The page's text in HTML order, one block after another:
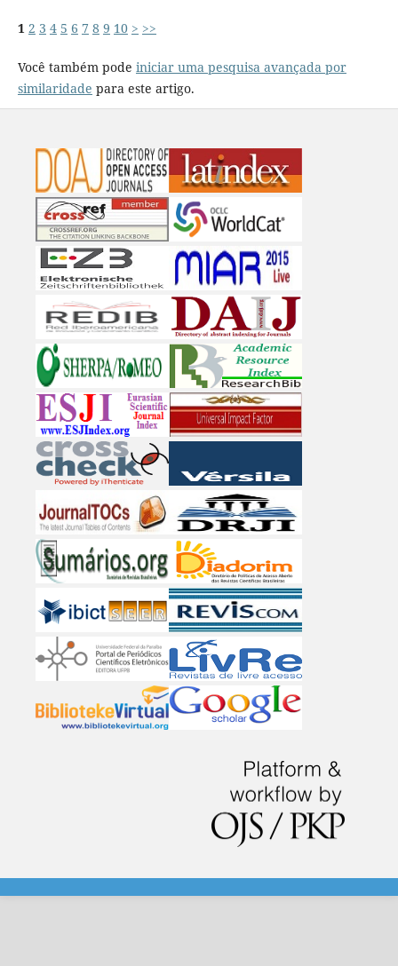
1 2 3 4 5 6 7 8 9 10 > >>
Você também pode iniciar uma pesquisa avançada por
similaridade para este artigo.